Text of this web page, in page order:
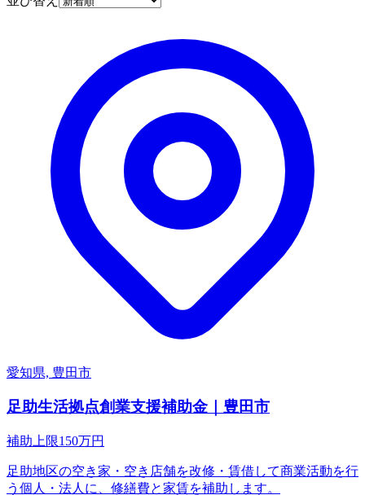
愛知県, 豊田市
足助生活拠点創業支援補助金｜豊田市
補助上限150万円
足助地区の空き家・空き店舗を改修・賃借して商業活動を行
う個人・法人に、修繕費と家賃を補助します。